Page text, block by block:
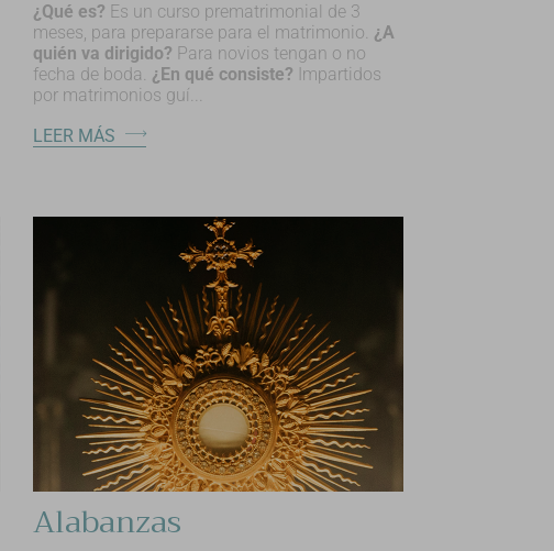
¿Qué es? Es un curso prematrimonial de 3
meses, para prepararse para el matrimonio. ¿A
quién va dirigido? Para novios tengan o no
fecha de boda. ¿En qué consiste? Impartidos
por matrimonios guí...
LEER MÁS
Alabanzas